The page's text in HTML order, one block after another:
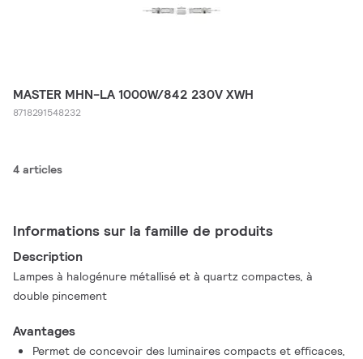
MASTER MHN-LA 1000W/842 230V XWH
8718291548232
4 articles
Informations sur la famille de produits
Description
Lampes à halogénure métallisé et à quartz compactes, à
double pincement
Avantages
Permet de concevoir des luminaires compacts et efficaces,